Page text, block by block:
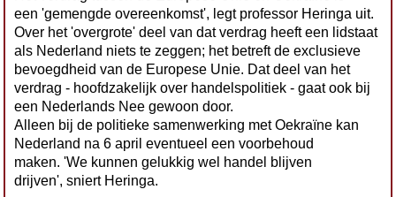
een 'gemengde overeenkomst', legt professor Heringa uit.
Over het 'overgrote' deel van dat verdrag heeft een lidstaat
als Nederland niets te zeggen; het betreft de exclusieve
bevoegdheid van de Europese Unie. Dat deel van het
verdrag - hoofdzakelijk over handelspolitiek - gaat ook bij
een Nederlands Nee gewoon door.
Alleen bij de politieke samenwerking met Oekraïne kan
Nederland na 6 april eventueel een voorbehoud
maken. 'We kunnen gelukkig wel handel blijven
drijven', sniert Heringa.